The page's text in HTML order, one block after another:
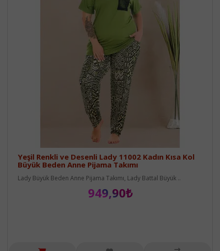
Yeşil Renkli ve Desenli Lady 11002 Kadın Kısa Kol
Büyük Beden Anne Pijama Takımı
Lady Büyük Beden Anne Pijama Takımı, Lady Battal Büyük ..
949,90₺